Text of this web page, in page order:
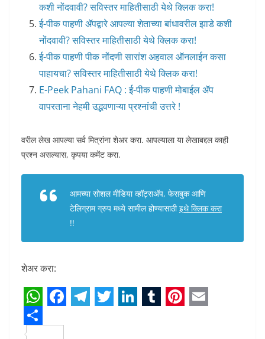
कशी नोंदवावी? सविस्तर माहितीसाठी येथे क्लिक करा!
ई-पीक पाहणी ॲपद्वारे आपल्या शेताच्या बांधावरील झाडे कशी
नोंदवावी? सविस्तर माहितीसाठी येथे क्लिक करा!
ई-पीक पाहणी पीक नोंदणी सारांश अहवाल ऑनलाईन कसा
पाहायचा? सविस्तर माहितीसाठी येथे क्लिक करा!
E-Peek Pahani FAQ : ई-पीक पाहणी मोबाईल ॲप
वापरताना नेहमी उद्भवणाऱ्या प्रश्नांची उत्तरे !
वरील लेख आपल्या सर्व मित्रांना शेअर करा. आपल्याला या लेखाबद्दल काही
प्रश्न असल्यास, कृपया कमेंट करा.
आमच्या सोशल मीडिया व्हॉट्सअ‍ॅप, फेसबुक आणि
टेलिग्राम ग्रुप मध्ये सामील होण्यासाठीइथे क्लिक करा
!!
शेअर करा:
W
h a
S